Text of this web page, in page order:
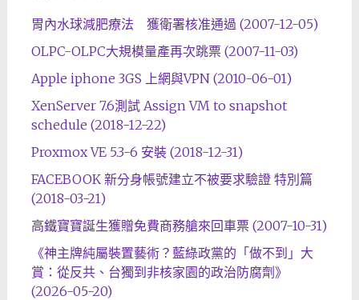
胃內水球減肥療法 獲衛署核准通過 (2007-12-05)
OLPC-OLPC大規模量產再次跳票 (2007-11-03)
Apple iphone 3GS 上網與VPN (2010-06-01)
XenServer 7.6測試 Assign VM to snapshot
schedule (2018-12-22)
Proxmox VE 5.3-6 安裝 (2018-12-31)
FACEBOOK 新分身帳號建立不被要求驗證 特別篇
(2018-03-21)
高鐵寶寶誕生獲贈免費商務艙來回車票 (2007-10-31)
《神主牌純屬裝置藝術？藍綠政黨的「做不到」大
賞：從反共、台獨到非核家園的政治防腐劑》
(2026-05-20)